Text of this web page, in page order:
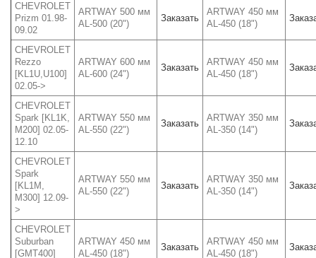
CHEVROLET
Prizm 01.98-
09.02
ARTWAY 500 мм
AL-500 (20")
Заказать
ARTWAY 450 мм
AL-450 (18")
CHEVROLET
Rezzo
[KL1U,U100]
02.05->
ARTWAY 600 мм
AL-600 (24")
Заказать
ARTWAY 450 мм
AL-450 (18")
CHEVROLET
Spark [KL1K,
M200] 02.05-
12.10
ARTWAY 550 мм
AL-550 (22")
Заказать
ARTWAY 350 мм
AL-350 (14")
CHEVROLET
Spark
[KL1M,
M300] 12.09-
>
ARTWAY 550 мм
AL-550 (22")
Заказать
ARTWAY 350 мм
AL-350 (14")
CHEVROLET
Suburban
[GMT400]
ARTWAY 450 мм
AL-450 (18")
Заказать
ARTWAY 450 мм
AL-450 (18")